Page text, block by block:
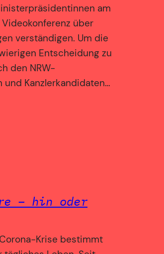
am
über
verständigen. Um die
Entscheidung zu
den NRW-
Kanzlerkandidaten…
– hin oder
Krise bestimmt